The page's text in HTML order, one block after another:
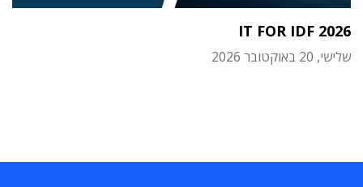
IT FOR IDF 2026
שלישי, 20 באוקטובר 2026